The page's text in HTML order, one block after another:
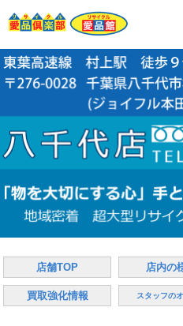
店舗TOP 店内の
買取強化情報 スタッフの